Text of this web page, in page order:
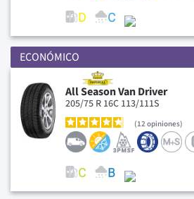
ECONÓMICO
All Season Van Driver
205/75 R 16C 113/111S
12 opiniones